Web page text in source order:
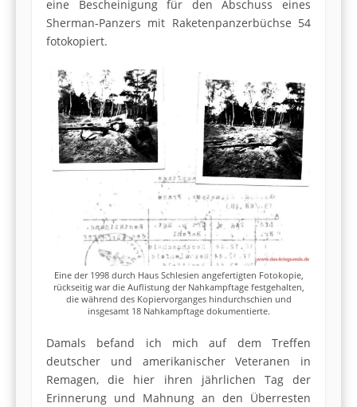
eine Bescheinigung für den Abschuss eines
Sherman-Panzers mit Raketenpanzerbüchse 54
fotokopiert.
Eine der 1998 durch Haus Schlesien angefertigten Fotokopie,
rückseitig war die Auflistung der Nahkampftage festgehalten,
die während des Kopiervorganges hindurchschien und
insgesamt 18 Nahkampftage dokumentierte.
Damals befand ich mich auf dem Treffen
deutscher und amerikanischer Veteranen in
Remagen, die hier ihren jährlichen Tag der
Erinnerung und Mahnung an den Überresten